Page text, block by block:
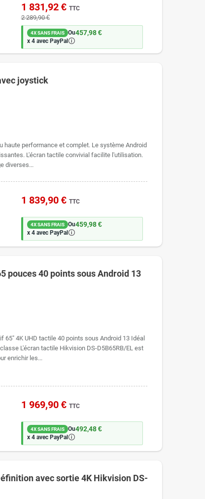
1 831,92 € TTC
2 289,90 €
4X SANS FRAIS Ou457,98 €
x 4 avec PayPal🛈
joystick
haute performance et complet. Le système Android
L'écran tactile convivial facilite l'utilisation.
diverses...
1 839,90 € TTC
4X SANS FRAIS Ou459,98 €
x 4 avec PayPal🛈
pouces 40 points sous Android 13
65" 4K UHD tactile 40 points sous Android 13 Idéal
​L'écran tactile Hikvision DS-D5B65RB/EL est
enrichir les...
1 969,90 € TTC
4X SANS FRAIS Ou492,48 €
x 4 avec PayPal🛈
avec sortie 4K Hikvision DS-